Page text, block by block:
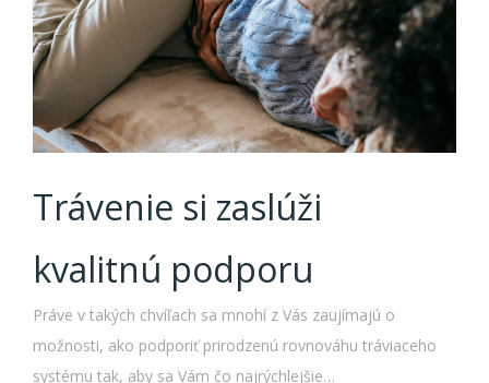
Trávenie si zaslúži
kvalitnú podporu
Práve v takých chvíľach sa mnohí z Vás zaujímajú o
možnosti, ako podporiť prirodzenú rovnováhu tráviaceho
systému tak, aby sa Vám čo najrýchlejšie…